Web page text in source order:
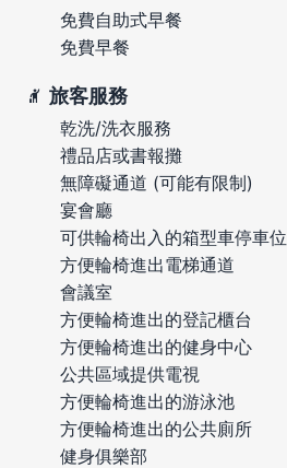
免費自助式早餐
免費早餐
旅客服務
乾洗/洗衣服務
禮品店或書報攤
無障礙通道 (可能有限制)
宴會廳
可供輪椅出入的箱型車停車位
方便輪椅進出電梯通道
會議室
方便輪椅進出的登記櫃台
方便輪椅進出的健身中心
公共區域提供電視
方便輪椅進出的游泳池
方便輪椅進出的公共廁所
健身俱樂部